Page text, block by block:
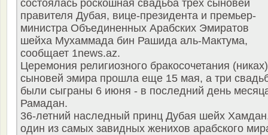
состоялась роскошная свадьба трех сыновей
правителя Дубая, вице-президента и премьер-
министра Объединенных Арабских Эмиратов
шейха Мухаммада бин Рашида аль-Мактума,
сообщает 1news.az.
Церемония религиозного бракосочетания (никах)
сыновей эмира прошла еще 15 мая, а три
были сыграны 6 июня - в последний день
Рамадан.
36-летний наследный принц Дубая шейх
один из самых завидных женихов арабского